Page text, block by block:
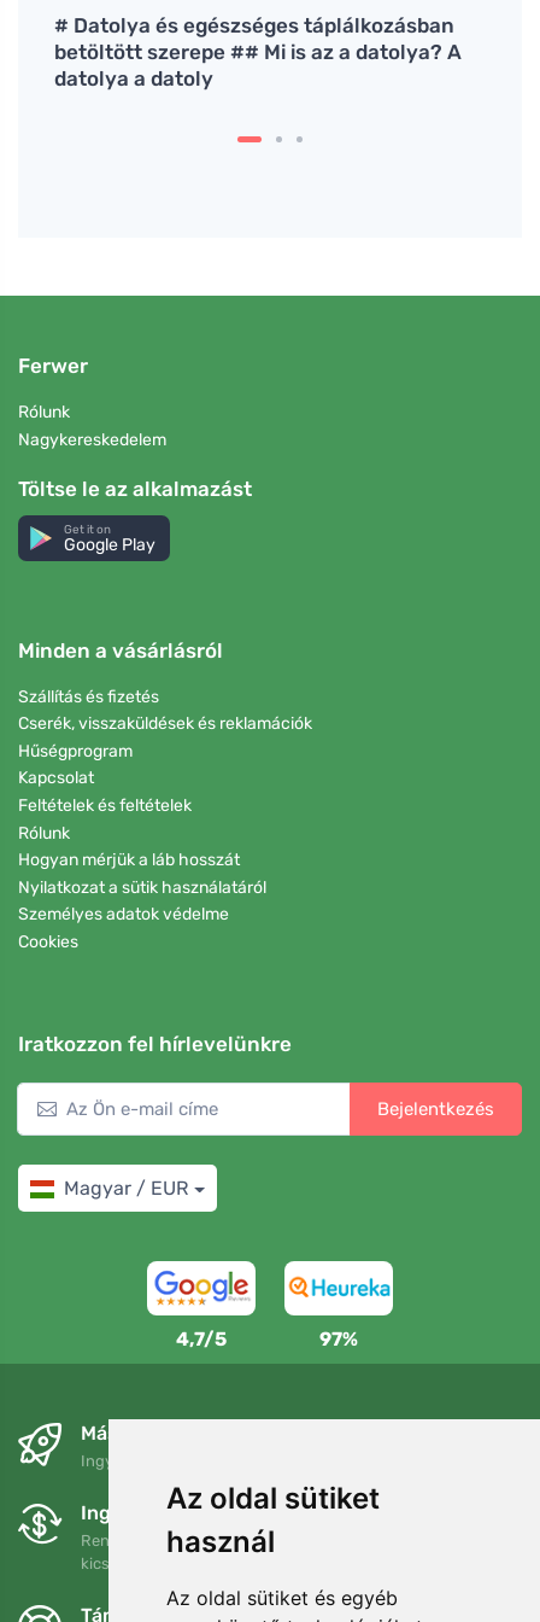
Az oldal sütiket
használ
Az oldal sütiket és egyéb
# Datolya és egészséges táplálkozásban
betöltött szerepe ## Mi is az a datolya? A
datolya a datoly
Ferwer
Rólunk
Nagykereskedelem
Töltse le az alkalmazást
Get it on
Google Play
Minden a vásárlásról
Szállítás és fizetés
Cserék, visszaküldések és reklamációk
Hűségprogram
Kapcsolat
Feltételek és feltételek
Rólunk
Hogyan mérjük a láb hosszát
Nyilatkozat a sütik használatáról
Személyes adatok védelme
Cookies
Iratkozzon fel hírlevelünkre
Bejelentkezés
Magyar / EUR
4,7/5 97%
Másnapra és ingyenesen
Ingyenes szállítás a következő összeg felett: 80 EUR
Ingyenes csere és visszaküldés
Rendelését 90 napon belül bármikor visszaküldheti vagy
kicserélheti.
Támogatjuk a Trees.org-ot